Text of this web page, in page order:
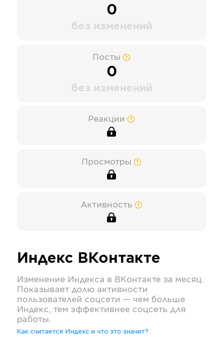
0
без изменений
Посты
0
без изменений
Реакции
Просмотры
Активность
Индекс ВКонтакте
Изменение Индекса в ВКонтакте за месяц.
Показывает долю активности
пользователей соцсети — чем больше
Индекс, тем эффективнее соцсеть для
работы.
Как считается Индекс и что это значит?